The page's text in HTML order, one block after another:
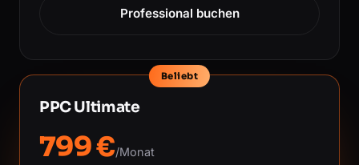
Professional buchen
Beliebt
PPC Ultimate
799 €/Monat